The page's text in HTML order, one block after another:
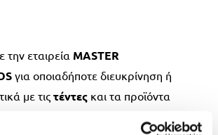
την εταιρεία MASTER
για οποιαδήποτε διευκρίνηση ή
με τις τέντες και τα προϊόντα